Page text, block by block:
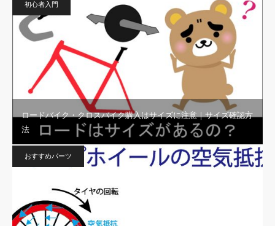
初心者入門
ロードバイク・クロスバイク購入はサイズに注意｜サイズ確認方
法
おすすめパーツ